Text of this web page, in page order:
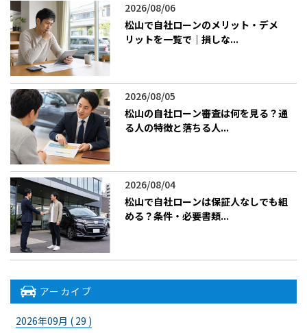
2026/08/06
松山で自社ローンのメリット・デメ
リットを一覧で｜損しな...
2026/08/05
松山の自社ローン審査は何を見る？通
る人の特徴と落ちる人...
2026/08/04
松山で自社ローンは保証人なしでも組
める？条件・必要書類...
アーカイブ
2026年09月 ( 29 )